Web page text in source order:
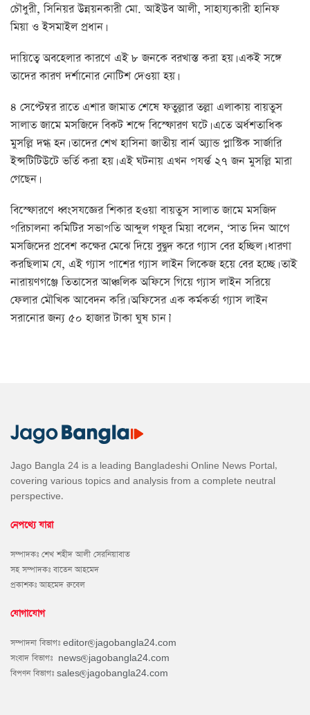
চৌধুরী, সিনিয়র উন্নয়নকারী মো. আইউব আলী, সাহায্যকারী হানিফ
মিয়া ও ইসমাইল প্রধান।
দায়িত্বে অবহেলার কারণে এই ৮ জনকে বরখাস্ত করা হয়। একই সঙ্গে
তাদের কারণ দর্শানোর নোটিশ দেওয়া হয়।
৪ সেপ্টেম্বর রাতে এশার জামাত শেষে ফতুল্লার তল্লা এলাকায় বায়তুস
সালাত জামে মসজিদে বিকট শব্দে বিস্ফোরণ ঘটে। এতে অর্ধশতাধিক
মুসল্লি দগ্ধ হন। তাদের শেখ হাসিনা জাতীয় বার্ন অ্যান্ড প্লাস্টিক সার্জারি
ইন্সটিটিউটে ভর্তি করা হয়। এই ঘটনায় এখন পযর্ন্ত ২৭ জন মুসল্লি মারা
গেছেন।
বিস্ফোরণে ধ্বংসযজ্ঞের শিকার হওয়া বায়তুস সালাত জামে মসজিদ
পরিচালনা কমিটির সভাপতি আব্দুল গফুর মিয়া বলেন, ‘সাত দিন আগে
মসজিদের প্রবেশ কক্ষের মেঝে দিয়ে বুদ্বুদ করে গ্যাস বের হচ্ছিল। ধারণা
করছিলাম যে, এই গ্যাস পাশের গ্যাস লাইন লিকেজ হয়ে বের হচ্ছে। তাই
নারায়ণগঞ্জে তিতাসের আঞ্চলিক অফিসে গিয়ে গ্যাস লাইন সরিয়ে
ফেলার মৌখিক আবেদন করি। অফিসের এক কর্মকর্তা গ্যাস লাইন
সরানোর জন্য ৫০ হাজার টাকা ঘুষ চান।’
Jago Bangla 24 is a leading Bangladeshi Online News Portal,
covering various topics and analysis from a complete neutral
perspective.
নেপথ্যে যারা
সম্পাদকঃ শেখ শহীদ আলী সেরনিয়াবাত
সহ সম্পাদকঃ বাতেন আহমেদ
প্রকাশকঃ আহমেদ রুবেল
যোগাযোগ
সম্পাদনা বিভাগঃ editor@jagobangla24.com
সংবাদ বিভাগঃ news@jagobangla24.com
বিপণন বিভাগঃ sales@jagobangla24.com